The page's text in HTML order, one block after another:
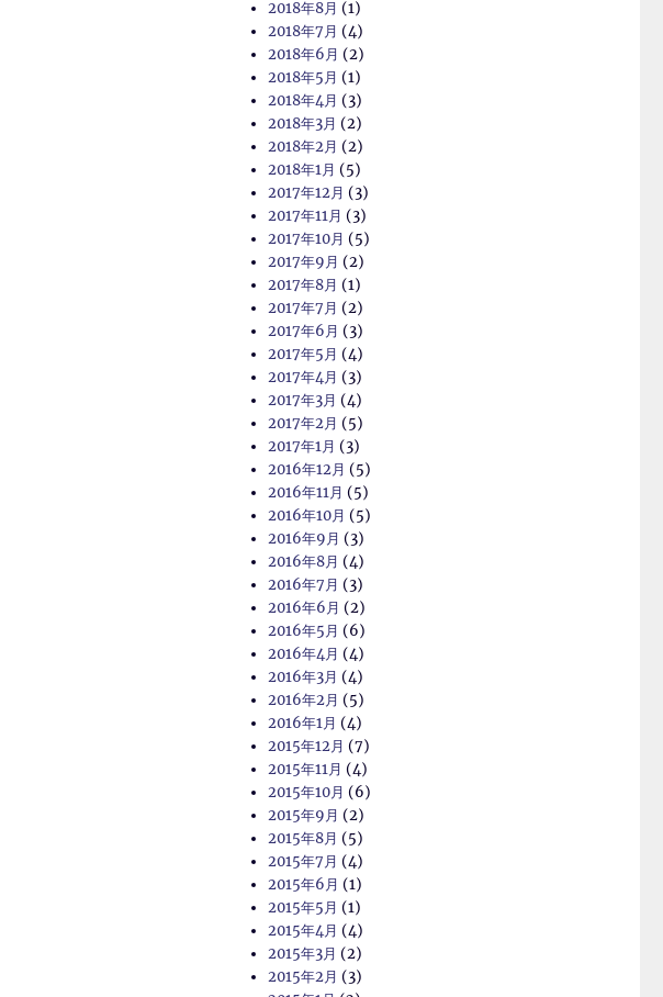
2018年8月 (1)
2018年7月 (4)
2018年6月 (2)
2018年5月 (1)
2018年4月 (3)
2018年3月 (2)
2018年2月 (2)
2018年1月 (5)
2017年12月 (3)
2017年11月 (3)
2017年10月 (5)
2017年9月 (2)
2017年8月 (1)
2017年7月 (2)
2017年6月 (3)
2017年5月 (4)
2017年4月 (3)
2017年3月 (4)
2017年2月 (5)
2017年1月 (3)
2016年12月 (5)
2016年11月 (5)
2016年10月 (5)
2016年9月 (3)
2016年8月 (4)
2016年7月 (3)
2016年6月 (2)
2016年5月 (6)
2016年4月 (4)
2016年3月 (4)
2016年2月 (5)
2016年1月 (4)
2015年12月 (7)
2015年11月 (4)
2015年10月 (6)
2015年9月 (2)
2015年8月 (5)
2015年7月 (4)
2015年6月 (1)
2015年5月 (1)
2015年4月 (4)
2015年3月 (2)
2015年2月 (3)